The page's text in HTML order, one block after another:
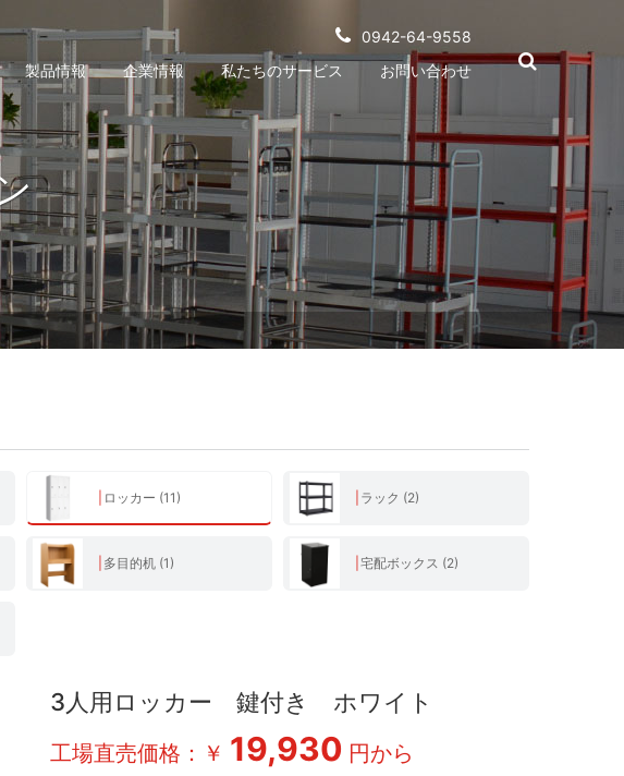
0942-64-9558
製品情報 企業情報 私たちのサービス お問い合わせ
ロッカー (11) ラック (2)
多目的机 (1) 宅配ボックス (2)
3人用ロッカー 鍵付き ホワイト
工場直売価格：￥ 19,930 円から